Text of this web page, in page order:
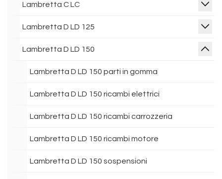
Lambretta C LC
Lambretta D LD 125
Lambretta D LD 150
Lambretta D LD 150 parti in gomma
Lambretta D LD 150 ricambi elettrici
Lambretta D LD 150 ricambi carrozzeria
Lambretta D LD 150 ricambi motore
Lambretta D LD 150 sospensioni